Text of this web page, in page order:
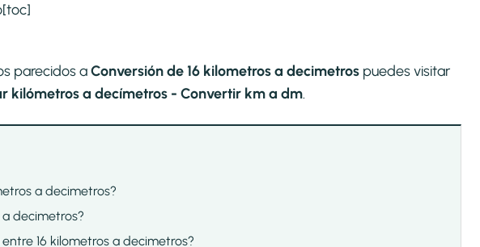
[toc]
parecidos aConversión de 16 kilometros a decimetros puedes visitar
kilómetros a decímetros - Convertir km a dm.
a decimetros?
decimetros?
16 kilometros a decimetros?